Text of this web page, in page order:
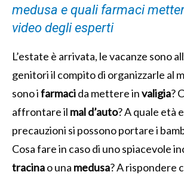
medusa e quali farmaci
video degli esperti
L’estate è arrivata, le vacanze sono
genitori il compito di organizzarle al
sono ifarmacida mettere invaligia?
affrontare il mal d’auto? A quale età
precauzioni si possono portare i
Cosa fare in caso di uno spiacevole
tracinao una medusa? A rispondere